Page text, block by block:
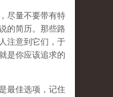
尽量不要带有特
的简历。那些路
注意到它们，于
是你应该追求的
最佳选项，记住